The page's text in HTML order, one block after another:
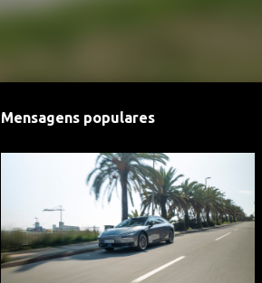
Mensagens populares